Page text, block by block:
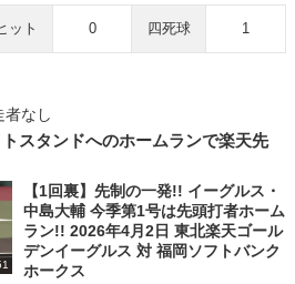
ット 0 四死球 1
者なし
スタンドへのホームランで楽天先
【1回裏】先制の一発!! イーグルス・
中島大輔 今季第1号は先頭打者ホーム
ラン!! 2026年4月2日 東北楽天ゴール
デンイーグルス 対 福岡ソフトバンク
ホークス